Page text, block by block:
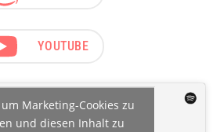
YOUTUBE
Marketing-Cookies zu
und diesen Inhalt zu